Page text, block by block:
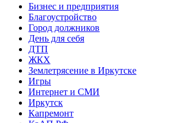
Бизнес и предприятия
Благоустройство
Город должников
День для себя
ДТП
ЖКХ
Землетрясение в Иркутске
Игры
Интернет и СМИ
Иркутск
Капремонт